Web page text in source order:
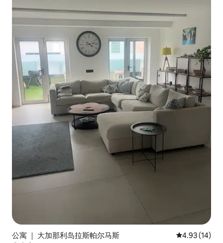
公寓 ｜ 大加那利岛拉斯帕尔马斯 平均评分
4.93 (14)